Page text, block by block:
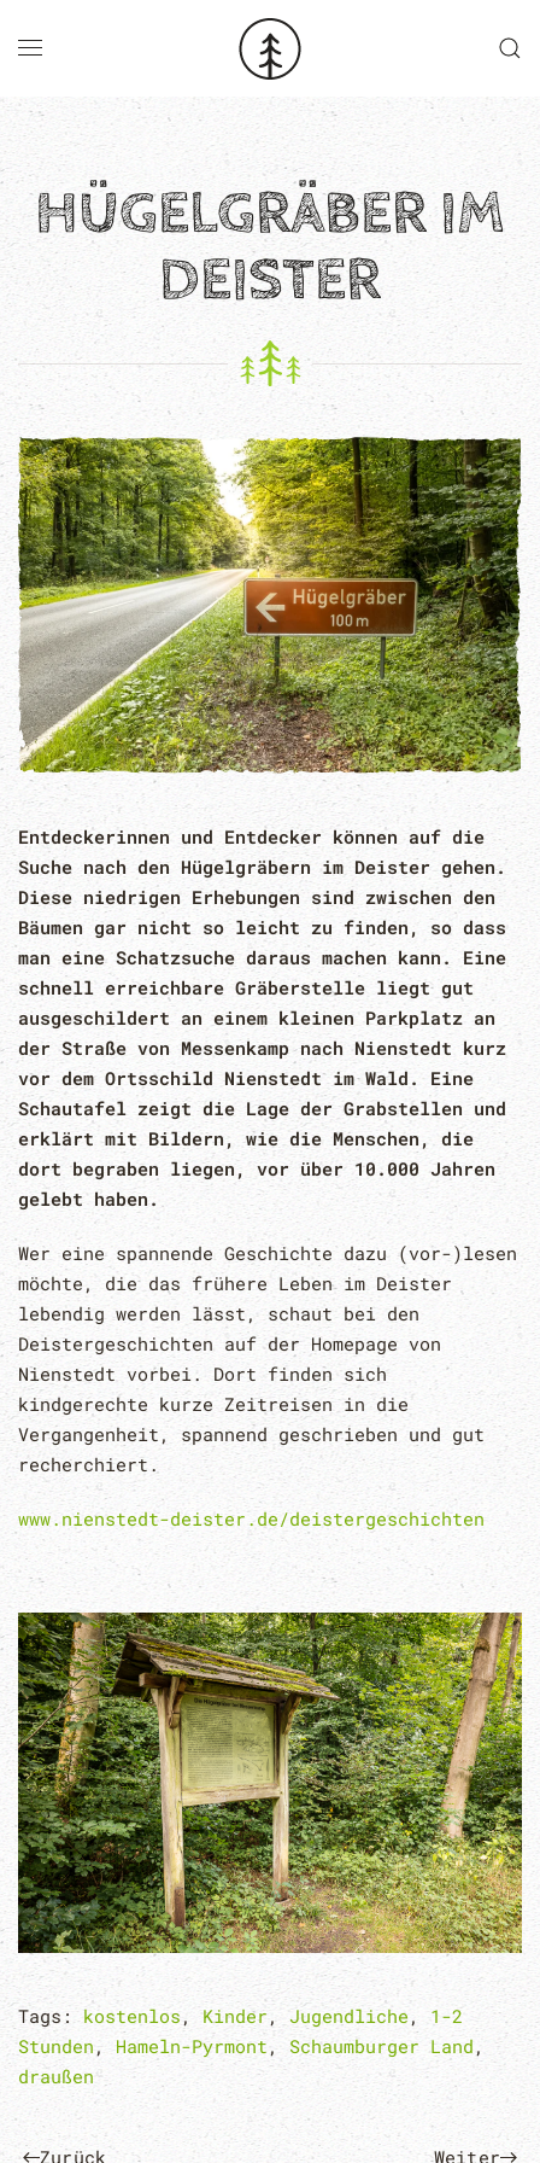
Skip to main content
HÜGELGRÄBER IM
DEISTER
Entdeckerinnen und Entdecker können auf die
Suche nach den Hügelgräbern im Deister gehen.
Diese niedrigen Erhebungen sind zwischen den
Bäumen gar nicht so leicht zu finden, so dass
man eine Schatzsuche daraus machen kann. Eine
schnell erreichbare Gräberstelle liegt gut
ausgeschildert an einem kleinen Parkplatz an
der Straße von Messenkamp nach Nienstedt kurz
vor dem Ortsschild Nienstedt im Wald. Eine
Schautafel zeigt die Lage der Grabstellen und
erklärt mit Bildern, wie die Menschen, die
dort begraben liegen, vor über 10.000 Jahren
gelebt haben.
Wer eine spannende Geschichte dazu (vor-)lesen
möchte, die das frühere Leben im Deister
lebendig werden lässt, schaut bei den
Deistergeschichten auf der Homepage von
Nienstedt vorbei. Dort finden sich
kindgerechte kurze Zeitreisen in die
Vergangenheit, spannend geschrieben und gut
recherchiert.
www.nienstedt-deister.de/deistergeschichten
Tags: kostenlos , Kinder ,Jugendliche , 1-2
Stunden , Hameln-Pyrmont , Schaumburger Land ,
draußen
Zurück Weiter